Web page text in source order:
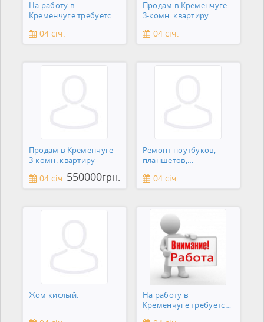
На работу в
Кременчуге требуется
04 січ.
Продам в Кременчуге
3-комн. квартиру
04 січ.
Продам в Кременчуге
3-комн. квартиру
04 січ. 550000грн.
Ремонт ноутбуков,
планшетов,
зеркальны
04 січ.
Жом кислый.
На работу в
Кременчуге требуется